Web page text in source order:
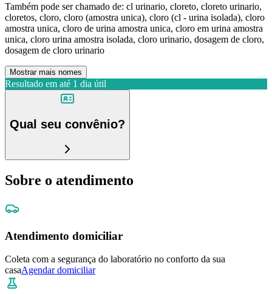
Também pode ser chamado de: cl urinario, cloreto, cloreto urinario,
cloretos, cloro, cloro (amostra unica), cloro (cl - urina isolada), cloro
amostra unica, cloro de urina amostra unica, cloro em urina amostra
unica, cloro urina amostra isolada, cloro urinario, dosagem de cloro,
dosagem de cloro urinario
Mostrar mais nomes
Resultado em até 1 dia útil
Qual seu convênio?
Sobre o atendimento
Atendimento domiciliar
Coleta com a segurança do laboratório no conforto da sua
casaAgendar domiciliar